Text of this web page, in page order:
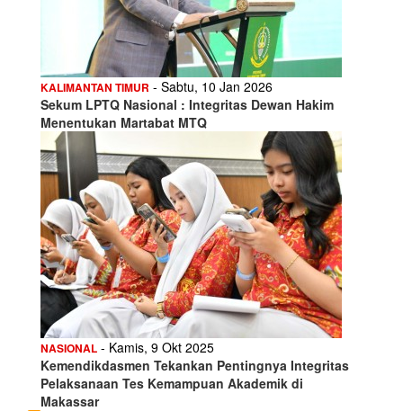
KALIMANTAN TIMUR - Sabtu, 10 Jan 2026
Sekum LPTQ Nasional : Integritas Dewan Hakim
Menentukan Martabat MTQ
NASIONAL - Kamis, 9 Okt 2025
Kemendikdasmen Tekankan Pentingnya Integritas
Pelaksanaan Tes Kemampuan Akademik di
Makassar